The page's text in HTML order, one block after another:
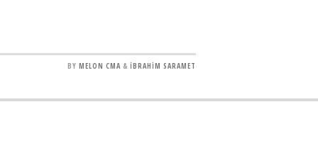
BY MELON CMA & İBRAHİM SARAMET